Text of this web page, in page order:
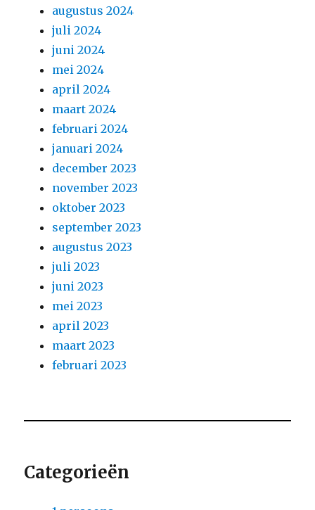
augustus 2024
juli 2024
juni 2024
mei 2024
april 2024
maart 2024
februari 2024
januari 2024
december 2023
november 2023
oktober 2023
september 2023
augustus 2023
juli 2023
juni 2023
mei 2023
april 2023
maart 2023
februari 2023
Categorieën